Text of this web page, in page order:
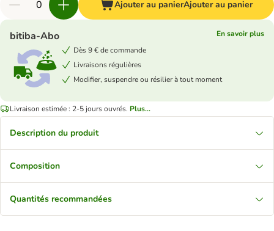
Ajouter au panierAjouter au panier
bitiba-Abo
En savoir plus
Dès 9 € de commande
Livraisons régulières
Modifier, suspendre ou résilier à tout moment
Livraison estimée : 2-5 jours ouvrés. Plus...
Description du produit
Composition
Quantités recommandées